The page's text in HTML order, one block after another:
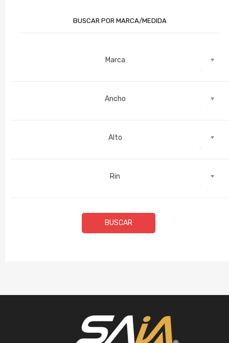
BUSCAR POR MARCA/MEDIDA
Marca
Ancho
Alto
Rin
BUSCAR